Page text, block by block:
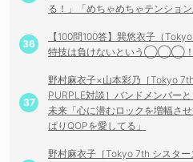
る！」「めちゃめちゃテンション
【100問100答】巽悠衣子（
特技は負けないという◯◯◯！
野村麻衣子×山本彩乃［Tokyo
PURPLE対談］バンドメンバー
未来「心に潜むロックを増幅さ
ぱりQOPを愛してる」
野村麻衣子［Tokyo 7th シスタ